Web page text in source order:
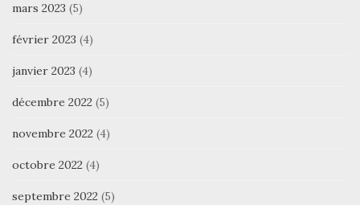
mars 2023 (5)
février 2023 (4)
janvier 2023 (4)
décembre 2022 (5)
novembre 2022 (4)
octobre 2022 (4)
septembre 2022 (5)